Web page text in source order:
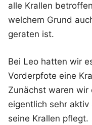
alle Krallen
welchem Grund
geraten ist.
Bei Leo hatten wir
Vorderpfote eine
Zunächst waren
eigentlich sehr
seine Krallen pflegt.